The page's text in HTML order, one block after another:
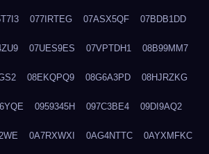
077IRTEG 07ASX5QF 07BDB1DD
07UES9ES 07VPTDH1 08B99MM7
08EKQPQ9 08G6A3PD 08HJRZKG
0959345H 097C3BE4 09DI9AQ2
0A7RXWXI 0AG4NTTC 0AYXMFKC